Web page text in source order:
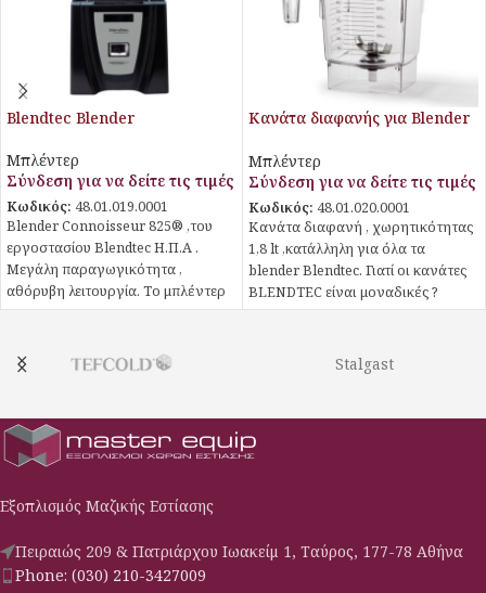
Blendtec Blender
Μπλέντερ
Σύνδεση για να δείτε τις τιμές
Κωδικός: 48.01.019.0001
Blender Connoisseur 825® ,του
εργοστασίου Blendtec Η.Π.Α .
Μεγάλη παραγωγικότητα ,
αθόρυβη λειτουργία. Το μπλέντερ
Connoisseur 825® είναι ένας
κατασκευαάζεται με προοπτική
σκληρής δουλειάς. Είναι
σε καθημερινή εντατική χρήση και
είναι ιδανικό για καταστήματα με
μεγάλο όγκο δουλειάς. Κάνετε
φρέσκους χυμούς μέχρι γευστικά
και πολλά άλλα.
Προεγκατεστημένοι κύκλοι
Κανάτα διαφανής για Blender
Μπλέντερ
Σύνδεση για να δείτε τις τιμές
Κωδικός: 48.01.020.0001
Κανάτα διαφανή , χωρητικότητας
1,8 lt ,κατάλληλη για όλα τα
blender Blendtec. Γιατί οι κανάτες
BLENDTEC είναι μοναδικές ?
Ασφαλείς & ανθεκτικές Υλικό
Tritan Co-polyester. Tο
συγκεκριμένο υλικό είναι
αυξημένες δυνατότητες
ηχομόνωσης και ΔΕΝ περιέχει
πολυκαρμπονικά προϊόντα , οι
Stalgast
Εξοπλισμός Μαζικής Εστίασης
Πειραιώς 209 & Πατριάρχου Ιωακείμ 1, Ταύρος, 177-78 Αθήνα
Phone: (030) 210-3427009